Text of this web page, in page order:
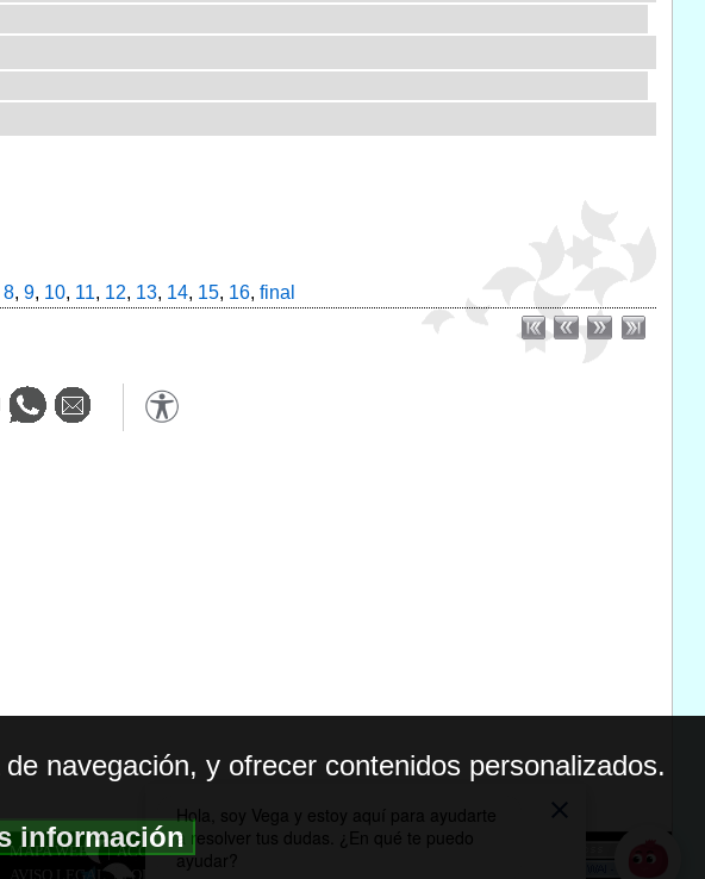
8, 9, 10, 11, 12, 13, 14, 15, 16, final
MAPA WEB|ACCESIBILIDAD
AVISO LEGAL| POLITICA DE PRIVACIDAD
navegación, y ofrecer contenidos personalizados.
información